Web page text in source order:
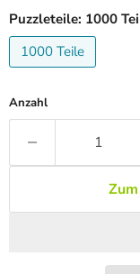
Puzzleteile: 1000
1000 Teile
Anzahl